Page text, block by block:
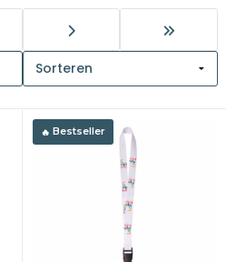
Bestseller